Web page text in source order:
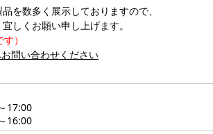
を数多く展示しておりますので、
しくお願い申し上げます。
）
問い合わせください
17:00
16:00